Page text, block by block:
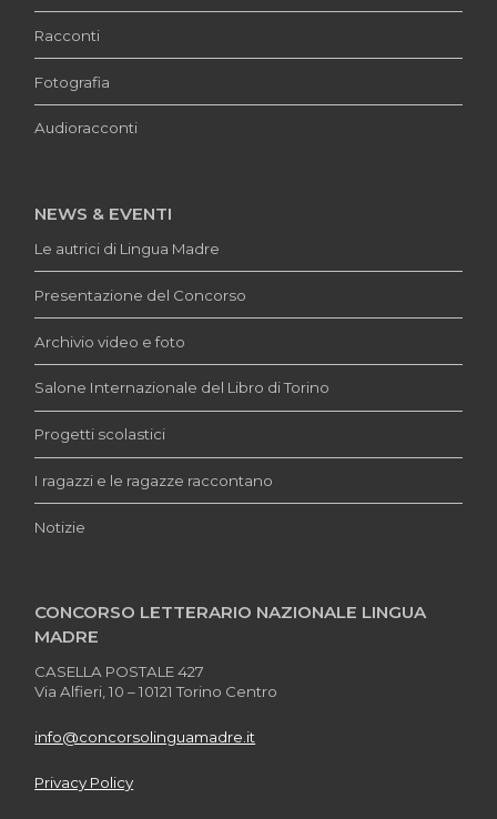
Racconti
Fotografia
Audioracconti
NEWS & EVENTI
Le autrici di Lingua Madre
Presentazione del Concorso
Archivio video e foto
Salone Internazionale del Libro di Torino
Progetti scolastici
I ragazzi e le ragazze raccontano
Notizie
CONCORSO LETTERARIO NAZIONALE LINGUA
MADRE
CASELLA POSTALE 427
Via Alfieri, 10 – 10121 Torino Centro
info@concorsolinguamadre.it
Privacy Policy